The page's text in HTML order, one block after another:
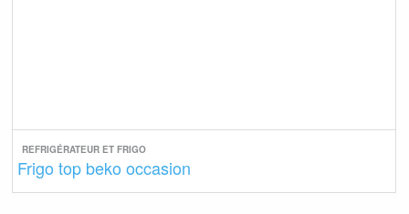
REFRIGÉRATEUR ET FRIGO
Frigo top beko occasion